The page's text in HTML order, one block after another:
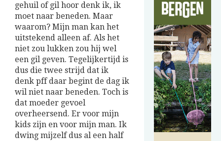
gehuil of gil hoor denk ik, ik
moet naar beneden. Maar
waarom? Mijn man kan het
uitstekend alleen af. Als het
niet zou lukken zou hij wel
een gil geven. Tegelijkertijd is
dus die twee strijd dat ik
denk pff daar begint de dag ik
wil niet naar beneden. Toch is
dat moeder gevoel
overheersend. Er voor mijn
kids zijn en voor mijn man. Ik
dwing mijzelf dus al een half